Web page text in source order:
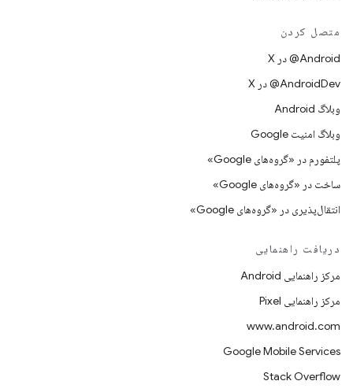
متصل کردن
‫‎@Android در X
‫‎@AndroidDev در X
وبلاگ Android
وبلاگ امنیت Google
پلتفورم در «گروه‌های Google»
ساخت در «گروه‌های Google»
انتقال‌پذیری در «گروه‌های Google»
دریافت راهنمایی
مرکز راهنمایی Android
مرکز راهنمایی Pixel
www.android.com
Google Mobile Services
Stack Overflow